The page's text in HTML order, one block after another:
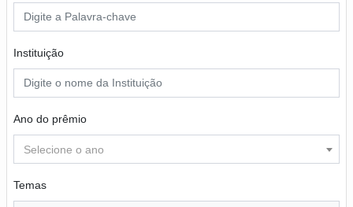
Instituição
Ano do prêmio
Selecione o ano
Temas